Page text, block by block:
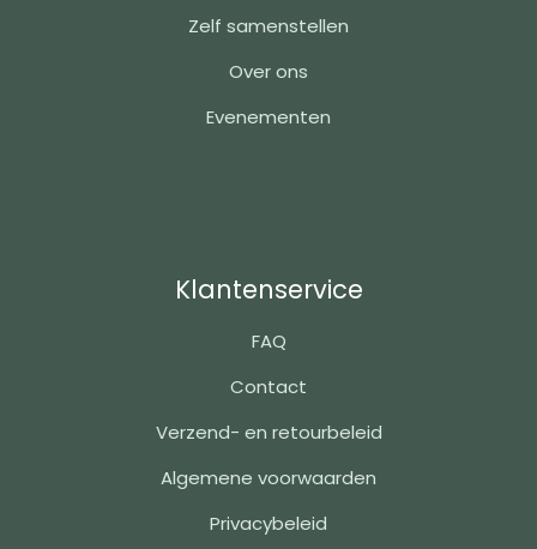
Zelf samenstellen
Over ons
Evenementen
Klantenservice
FAQ
Contact
Verzend- en retourbeleid
Algemene voorwaarden
Privacybeleid